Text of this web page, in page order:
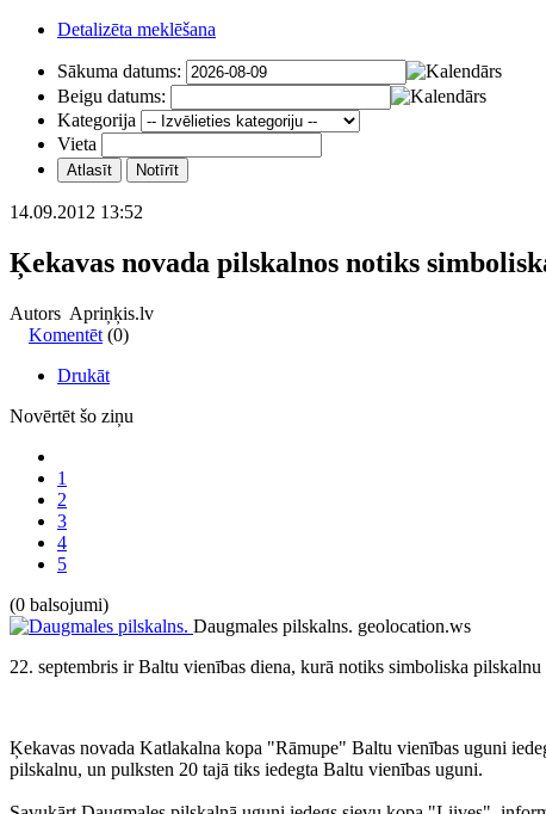
Detalizēta meklēšana
Sākuma datums:
Beigu datums:
Kategorija
Vieta
14.09.2012 13:52
Ķekavas novada pilskalnos notiks
Autors Apriņķis.lv
Komentēt (0)
Drukāt
Novērtēt šo ziņu
1
2
3
4
5
(0 balsojumi)
Daugmales pilskalns. geolocation.ws
22. septembris ir Baltu vienības diena, kurā notiks simboliska
Ķekavas novada Katlakalna kopa "Rāmupe" Baltu vienības uguni
pilskalnu, un pulksten 20 tajā tiks iedegta Baltu vienības uguni.